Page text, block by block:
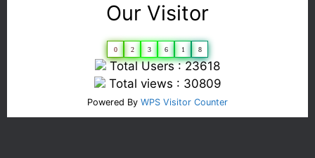
Our Visitor
0 2 3 6 1 8
Total Users : 23618
Total views : 30809
Powered By WPS Visitor Counter